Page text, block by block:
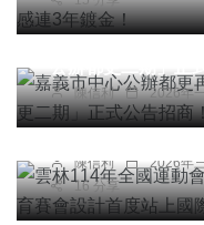
嘉義市中心公辦都
陳信利 2026年
綜合新聞
雲林114年全國運
陳信利 2026年
16 分享
綜合新聞 旅遊
「2026台灣燈會」